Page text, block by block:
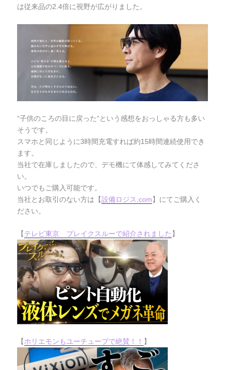
は従来品の2.4倍に視野が広がりました。
“子供のころの目に戻った“という感想をおっしゃる方も多い
そうです。
スマホと同じように3時間充電すれば約15時間連続使用でき
ます。
当社で在庫しましたので、デモ機にて体感してみてくださ
い。
いつでもご購入可能です。
当社とお取引のない方は【設備ロジス.com】にてご購入く
ださい。
【テレビ東京 ブレイクスルーで紹介されました 】
【ホリエモンもユーチューブで絶賛！！ 】